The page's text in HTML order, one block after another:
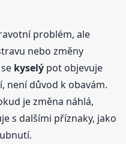
problém, ale
nebo změny
kyselý pot objevuje
není důvod k obavám.
je změna náhlá,
s dalšími příznaky, jako